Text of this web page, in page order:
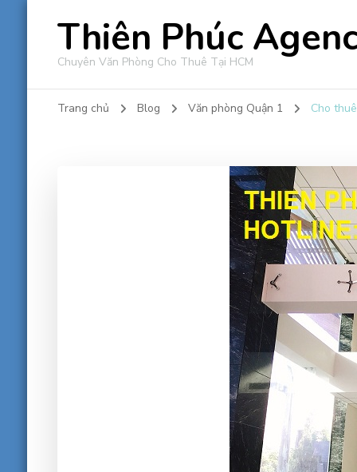
Thiên Phúc
Chuyên Văn Phòng Cho Thuê Tại HCM
Trang chủ Blog Văn phòng Quận 1 Cho